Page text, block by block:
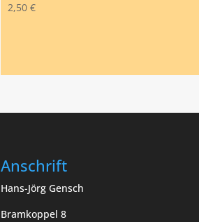
2,50€
Anschrift
Hans-Jörg Gensch
Bramkoppel 8